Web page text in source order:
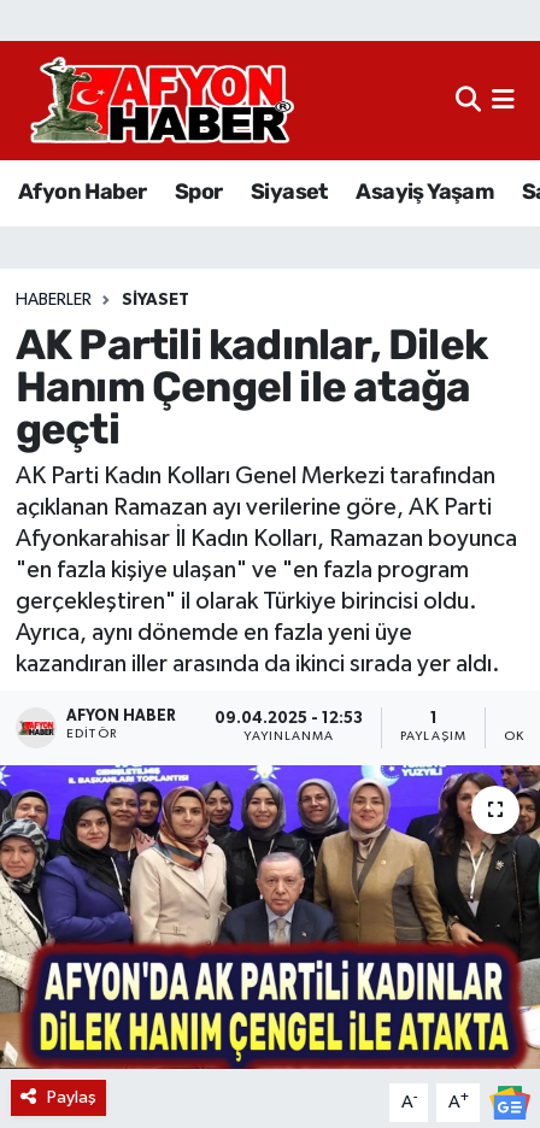
Afyon Haber Spor Siyaset Asayiş Yaşam
HABERLER SIYASET
AK Partili kadınlar, Dilek
Hanım Çengel ile atağa
geçti
AK Parti Kadın Kolları Genel Merkezi tarafından
açıklanan Ramazan ayı verilerine göre, AK Parti
Afyonkarahisar İl Kadın Kolları, Ramazan boyunca
"en fazla kişiye ulaşan" ve "en fazla program
gerçekleştiren" il olarak Türkiye birincisi oldu.
Ayrıca, aynı dönemde en fazla yeni üye
kazandıran iller arasında da ikinci sırada yer aldı.
AFYON HABER
EDITÖR
09.04.2025 - 12:53
YAYINLANMA PAYLAŞIM
Paylaş A- A+
Afyon Haber
Sağlık
Eğitim
Sivil Toplum
Ekonomi
Magazin
Etkinlikler